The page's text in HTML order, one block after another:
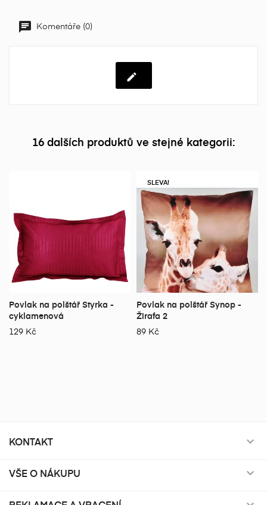
Komentáře (0)
16 dalších produktů ve stejné kategorii:
Povlak na polštář Styrka -
cyklamenová
129 Kč
SLEVA!
Povlak na polštář Synop -
Žirafa 2
89 Kč
KONTAKT 
VŠE O NÁKUPU 